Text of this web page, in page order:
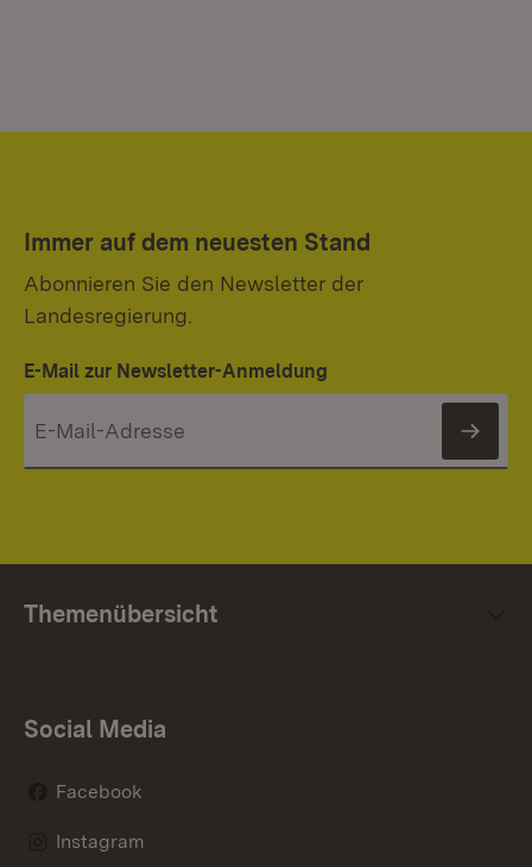
Immer auf dem neuesten Stand
Abonnieren Sie den Newsletter der
Landesregierung.
E-Mail zur Newsletter-Anmeldung
Themenübersicht
Social Media
Facebook
Instagram